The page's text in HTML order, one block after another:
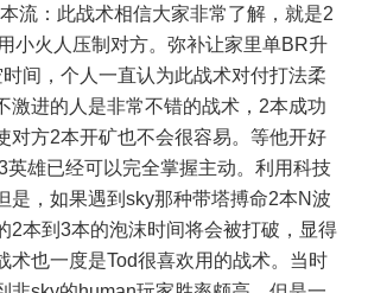
流：此战术相信大家非常了解，就是2
小火人压制对方。弥补让家里单BR升
间，个人一直认为此战术对付打法柔
激进的人是非常不错的战术，2本成功
对方2本开矿也不会很容易。等他开好
英雄已经可以完全掌握主动。利用科技
是，如果遇到sky那种带塔搏命2本N波
2本到3本的泡沫时间将会被打破，显得
术也一度是Tod很喜欢用的战术。当时